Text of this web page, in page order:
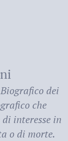
dei
che
interesse in
o di morte.